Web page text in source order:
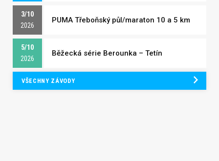
3/10
2026
PUMA Třeboňský půl/maraton 10 a 5 km
5/10
2026
Běžecká série Berounka – Tetín
VŠECHNY ZÁVODY